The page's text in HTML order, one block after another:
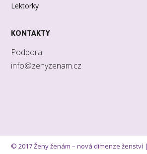
Lektorky
KONTAKTY
Podpora
info@zenyzenam.cz
© 2017 Ženy ženám – nová dimenze ženství |